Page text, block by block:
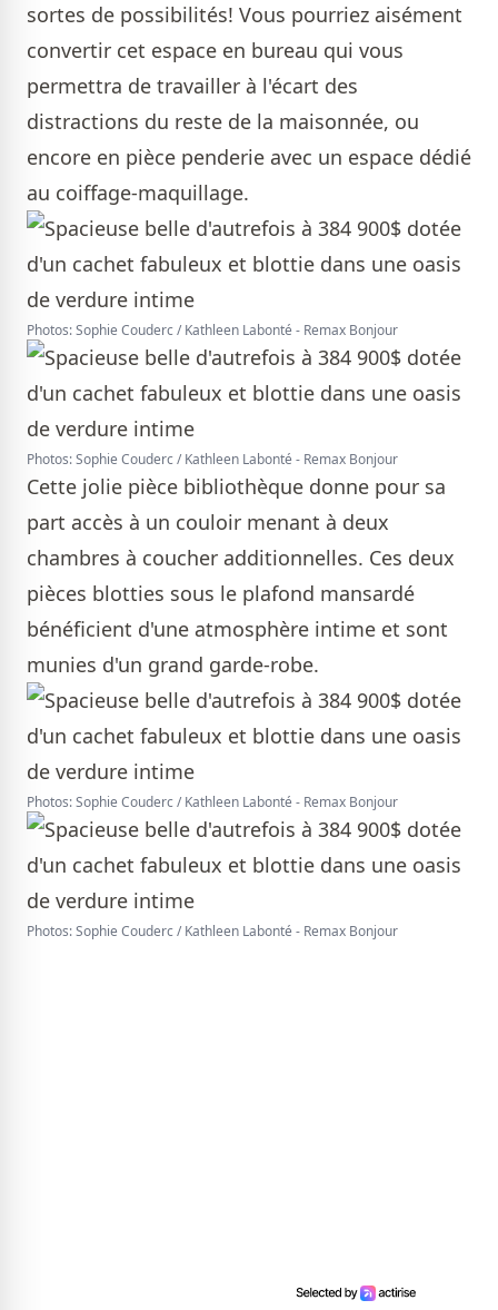
sortes de possibilités! Vous pourriez aisément
convertir cet espace en bureau qui vous
permettra de travailler à l'écart des
distractions du reste de la maisonnée, ou
encore en pièce penderie avec un espace dédié
au coiffage-maquillage.
Photos: Sophie Couderc / Kathleen Labonté - Remax Bonjour
Photos: Sophie Couderc / Kathleen Labonté - Remax Bonjour
Cette jolie pièce bibliothèque donne pour sa
part accès à un couloir menant à deux
chambres à coucher additionnelles. Ces deux
pièces blotties sous le plafond mansardé
bénéficient d'une atmosphère intime et sont
munies d'un grand garde-robe.
Photos: Sophie Couderc / Kathleen Labonté - Remax Bonjour
Photos: Sophie Couderc / Kathleen Labonté - Remax Bonjour